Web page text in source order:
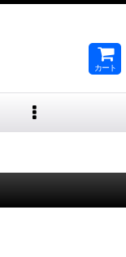
カート